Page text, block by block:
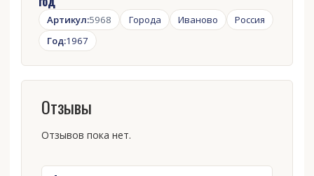
Артикул:5968 Города Иваново
Россия
Год:1967
Отзывы
Отзывов пока нет.